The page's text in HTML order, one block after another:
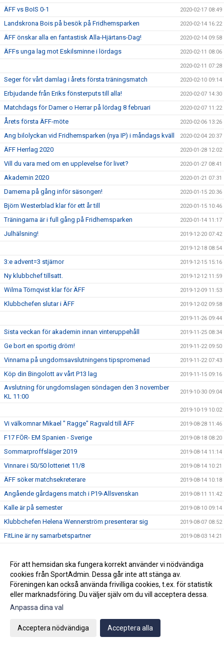
ÄFF vs BoIS 0-1 2020-02-17 08:49
Landskrona Bois på besök på Fridhemsparken 2020-02-14 16:22
ÄFF önskar alla en fantastisk Alla-Hjärtans-Dag! 2020-02-14 09:58
ÄFFs unga lag mot Eskilsminne i lördags 2020-02-11 08:06
2020-02-11 07:28
Seger för vårt damlag i årets första träningsmatch 2020-02-10 09:14
Erbjudande från Eriks fönsterputs till alla! 2020-02-07 14:30
Matchdags för Damer o Herrar på lördag 8 februari 2020-02-07 11:22
Årets första ÄFF-möte 2020-02-06 13:26
Ang bilolyckan vid Fridhemsparken (nya IP) i måndags kväll 2020-02-04 20:37
ÄFF Herrlag 2020 2020-01-28 12:02
Vill du vara med om en upplevelse för livet? 2020-01-27 08:41
Akademin 2020 2020-01-21 07:31
Damerna på gång inför säsongen! 2020-01-15 20:36
Björn Westerblad klar för ett år till 2020-01-15 10:46
Träningarna är i full gång på Fridhemsparken 2020-01-14 11:17
Julhälsning! 2019-12-20 07:42
2019-12-18 08:54
3:e advent=3 stjärnor 2019-12-15 15:16
Ny klubbchef tillsatt. 2019-12-12 11:59
Wilma Törnqvist klar för ÄFF 2019-12-09 11:53
Klubbchefen slutar i ÄFF 2019-12-02 09:58
2019-11-26 09:44
Sista veckan för akademin innan vinteruppehåll 2019-11-25 08:34
Ge bort en sportig dröm! 2019-11-22 09:50
Vinnarna på ungdomsavslutningens tipspromenad 2019-11-22 07:43
Köp din Bingolott av vårt P13 lag 2019-11-15 09:16
Avslutning för ungdomslagen söndagen den 3 november
KL 11:00
2019-10-30 09:04
2019-10-19 10:02
Vi välkomnar Mikael " Ragge" Ragvald till ÄFF 2019-08-28 11:46
F17 FÖR- EM Spanien - Sverige 2019-08-18 08:20
Sommarproffsläger 2019 2019-08-14 11:14
Vinnare i 50/50 lotteriet 11/8 2019-08-14 10:21
ÄFF söker matchsekreterare 2019-08-14 10:18
Angående gårdagens match i P19-Allsvenskan 2019-08-11 11:42
Kalle är på semester 2019-08-10 09:14
Klubbchefen Helena Wennerström presenterar sig 2019-08-07 08:52
FitLine är ny samarbetspartner 2019-08-03 14:21
Flera lag drar igång igen 2019-07-22 14:01
Bemanning på våra kanslier i sommar 2019-07-04 08:02
Vinnare i 50/50 lotteriet 29/6 2019-07-01 14:32
Lyckad Sisters Football Cup
Dan Norberg har gått STAC-utbildning
För att hemsidan ska fungera korrekt använder vi nödvändiga
cookies från SportAdmin. Dessa går inte att stänga av.
Föreningen kan också använda frivilliga cookies, t.ex. för statistik
eller marknadsföring. Du väljer själv om du vill acceptera dessa.
Anpassa dina val
Acceptera nödvändiga Acceptera alla